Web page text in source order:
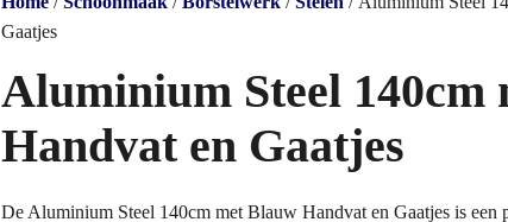
Gaatjes
Aluminium Steel 140cm
Handvat en Gaatjes
De Aluminium Steel 140cm met Blauw Handvat en Gaatjes is een